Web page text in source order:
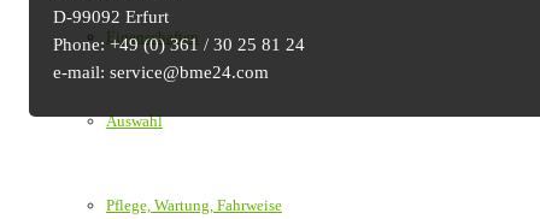
Eigenschaften
Auswahl
Pflege, Wartung, Fahrweise
D-99092 Erfurt
Phone: +49 (0) 361 / 30 25 81 24
e-mail: service@bme24.com